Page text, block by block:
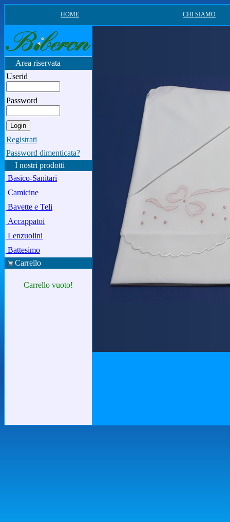
HOME CHI SIAMO
Area riservata
Userid
Password
Registrati
Password dimenticata?
I nostri prodotti
Basico-Sanitari
Camicine
Bavette e Teli
Accappatoi
Lenzuolini
Battesimo
Carrello
Carrello vuoto!